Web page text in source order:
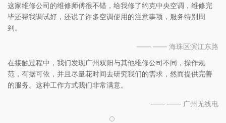
这家维修公司的维修师傅很不错，给我修了约克中央空调，维修完
毕还帮我调试好，还说了许多空调使用的注意事项，服务特别周
到。
—— —— 海珠区滨江东路
在接触过程中，我们发现广州双阳与其他维修公司不同，操作规
范，有据可依，并且尽量花时间去研究我们的需求，然而提供完善
的服务。这种工作方式我们非常满意。
—— —— 广州无线电